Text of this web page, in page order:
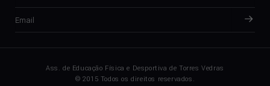
Ass. de Educação Física e Desportiva de Torres Vedras
© 2015 Todos os direitos reservados.